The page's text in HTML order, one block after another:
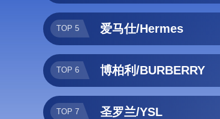
TOP 5 爱马仕/Hermes
TOP 6 博柏利/BURBERRY
TOP 7 圣罗兰/YSL